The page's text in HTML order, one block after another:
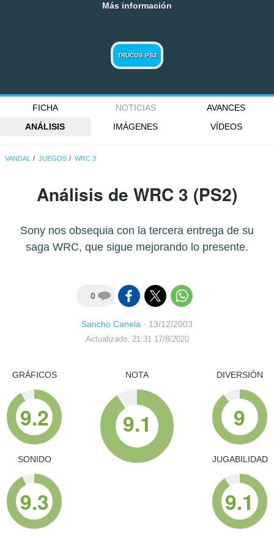
Más información
TRUCOS PS2
FICHA NOTICIAS
AVANCES
ANÁLISIS
IMÁGENES VÍDEOS
VANDAL JUEGOS WRC 3
Análisis de WRC 3 (PS2)
Sony nos obsequia con la tercera entrega de su
saga WRC, que sigue mejorando lo presente.
0
Sancho Canela · 13/12/2003
Actualizado: 21:31 17/8/2020
GRÁFICOS
9.2
SONIDO
9.3
NOTA
9.1
DIVERSIÓN
9
JUGABILIDAD
9.1